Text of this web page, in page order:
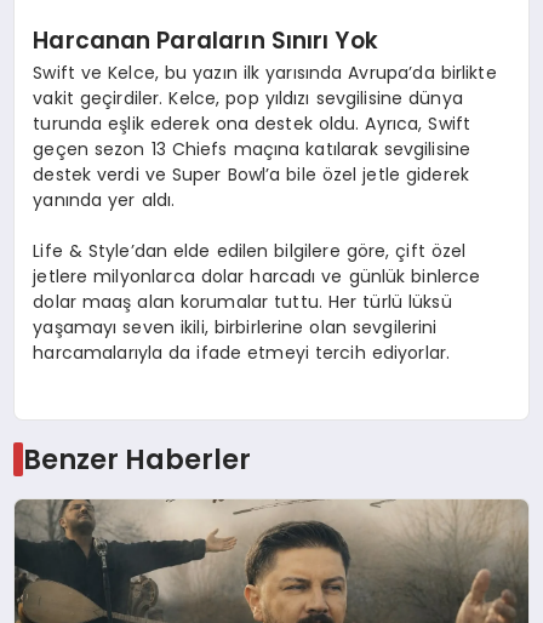
Harcanan Paraların Sınırı Yok
Swift ve Kelce, bu yazın ilk yarısında Avrupa’da birlikte
vakit geçirdiler. Kelce, pop yıldızı sevgilisine dünya
turunda eşlik ederek ona destek oldu. Ayrıca, Swift
geçen sezon 13 Chiefs maçına katılarak sevgilisine
destek verdi ve Super Bowl’a bile özel jetle giderek
yanında yer aldı.
Life & Style’dan elde edilen bilgilere göre, çift özel
jetlere milyonlarca dolar harcadı ve günlük binlerce
dolar maaş alan korumalar tuttu. Her türlü lüksü
yaşamayı seven ikili, birbirlerine olan sevgilerini
harcamalarıyla da ifade etmeyi tercih ediyorlar.
Benzer Haberler